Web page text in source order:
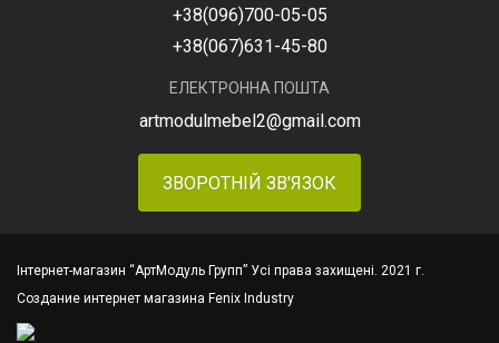
годинників,
біжутерія,
магазин
Призначення
А-2
+38(096)700-05-05
+38(067)631-45-80
ЕЛЕКТРОННА ПОШТА
artmodulmebel2@gmail.com
ЗВОРОТНІЙ ЗВ'ЯЗОК
Інтернет-магазин “АртМодуль Групп” Усі права захищені. 2021 г.
Создание интернет магазина Fenix Industry